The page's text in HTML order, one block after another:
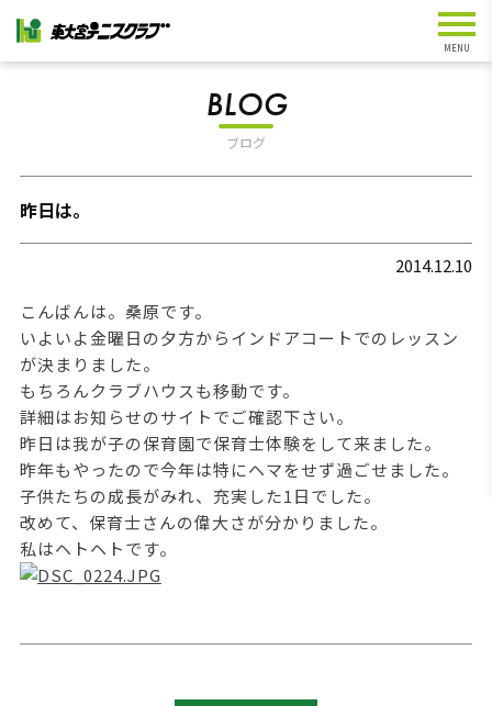
BLOG
ブログ
昨日は。
2014.12.10
こんばんは。桑原です。
いよいよ金曜日の夕方からインドアコートでのレッスン
が決まりました。
もちろんクラブハウスも移動です。
詳細はお知らせのサイトでご確認下さい。
昨日は我が子の保育園で保育士体験をして来ました。
昨年もやったので今年は特にヘマをせず過ごせました。
子供たちの成長がみれ、充実した1日でした。
改めて、保育士さんの偉大さが分かりました。
私はヘトヘトです。